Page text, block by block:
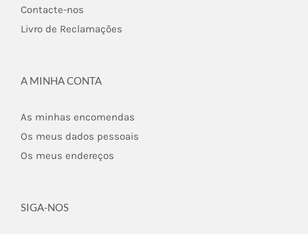
Contacte-nos
Livro de Reclamações
A MINHA CONTA
As minhas encomendas
Os meus dados pessoais
Os meus endereços
SIGA-NOS